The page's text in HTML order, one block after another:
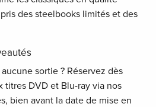
des steelbooks limités et des
sortie ? Réservez dès
titres DVD et Blu-ray via nos
bien avant la date de mise en